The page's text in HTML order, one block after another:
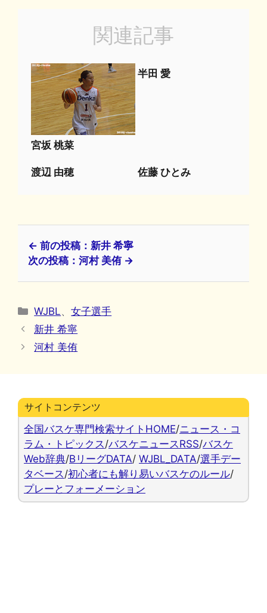
関連記事
宮坂 桃菜
半田 愛
渡辺 由穂 佐藤 ひとみ
← 前の投稿：新井 希寧
次の投稿：河村 美侑 →
カ
テ
リ
WJBL、女子選手
新井 希寧
河村 美侑
サイトコンテンツ
全国バスケ専門検索サイトHOME/ニュース・コ
ラム・トピックス /バスケニュースRSS/バスケ
Web辞典/BリーグDATA/ WJBL_DATA/選手デー
タベース /初心者にも解り易いバスケのルール/
プレーとフォーメーション